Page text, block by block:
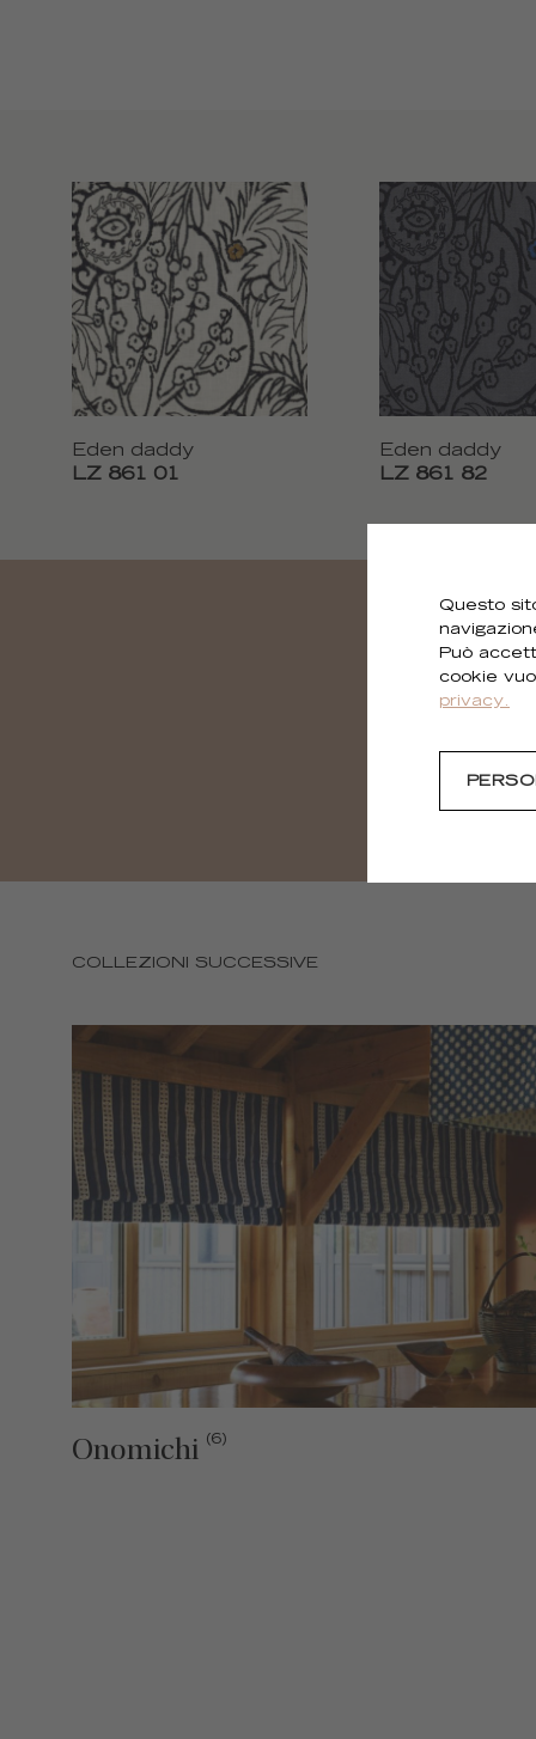
Eden daddy
LZ 861 01
Eden daddy
LZ 861 82
COLLEZIONI SUCCESSIVE
Onomichi (6)
Questo
Può
cookie
privacy.